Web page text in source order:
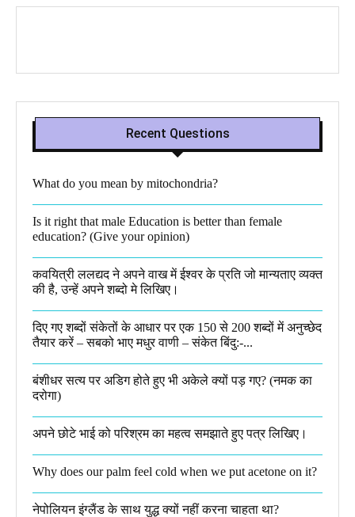
Recent Questions
What do you mean by mitochondria?​
Is it right that male Education is better than female
education? (Give your opinion)
कवयित्री ललद्यद ने अपने वाख में ईश्वर के प्रति जो मान्यताए व्यक्त
की है, उन्हें अपने शब्दो मे लिखिए।
दिए गए शब्दों संकेतों के आधार पर एक 150 से 200 शब्दों में अनुच्छेद
तैयार करें – सबको भाए मधुर वाणी – संकेत बिंदु:-...
बंशीधर सत्य पर अडिग होते हुए भी अकेले क्यों पड़ गए? (नमक का
दरोगा)
अपने छोटे भाई को परिश्रम का महत्व समझाते हुए पत्र लिखिए।
Why does our palm feel cold when we put acetone on it?
नेपोलियन इंग्लैंड के साथ युद्ध क्यों नहीं करना चाहता था​?